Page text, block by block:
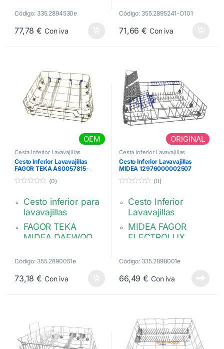
mm
49025130,
Código: 335.2894530e
77,78€ Con iva
x 130 mm.
Códigos
49028737,
ST0036364,
VMI000556.
Código: 355.2895241-O101
71,66€ Con iva
OEM
Cesta Inferior Lavavajillas
Cesto Inferior Lavavajillas
FAGOR TEKA AS0057815-
81785182
e
(0)
Cesto inferior para
lavavajillas
FAGOR TEKA
MIDEA DAEWOO
x 180/ 150 mm.
Color gris.
Código: 355.2890051e
73,18€ Con iva
ORIGINAL
Cesta Inferior Lavavajillas
Cesto Inferior Lavavajillas
MIDEA 12976000002507
e
(0)
Cesto Inferior
Lavavajillas
MIDEA FAGOR
ELECTROLUX
488 x 458 x 210
mm
Código: 335.2898001e
66,49€ Con iva